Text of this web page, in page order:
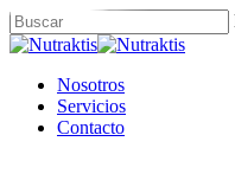
Skip
to
content
Close
Menu
Nosotros
Servicios
Contacto